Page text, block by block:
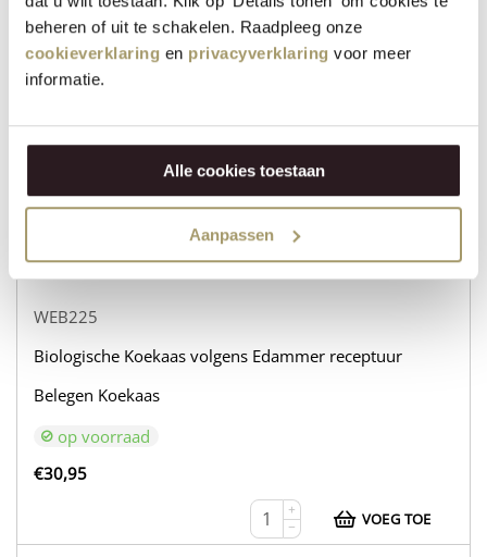
beheren of uit te schakelen. Raadpleeg onze
cookieverklaring en privacyverklaring voor meer
informatie.
Alle cookies toestaan
Aanpassen
Biologische Koekaas volgens Edammer receptuur
Belegen Geitenkaas
op voorraad
+
−
VOEG TOE
WEB225
Biologische Koekaas volgens Edammer receptuur
Belegen Koekaas
op voorraad
€30,95
+
−
VOEG TOE